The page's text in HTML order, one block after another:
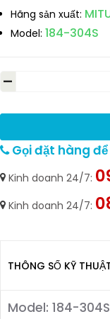
Hãng sản xuất:
Model: 184-304S
-
Gọi đặt hàng
Kinh doanh 24/7:
Kinh doanh 24/7:
THÔNG SỐ KỸ
Model: 184-304S